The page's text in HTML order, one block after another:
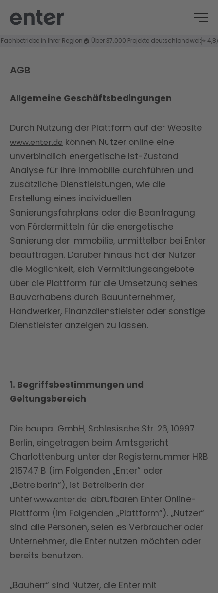
in Ihrer Region 🏠 Über 37.000 Projekte deutschlandweit⭐ 4,8/5
AGB
Allgemeine Geschäftsbedingungen
Durch Nutzung der Plattform auf der Website
www.enter.de können Nutzer online eine
unverbindlich energetische Ist-Zustand
Analyse für ihre Immobilie durchführen und
zusätzliche Dienstleistungen, wie die
Erstellung eines individuellen
Sanierungsfahrplans oder die Beantragung
von Fördermitteln für die energetische
Sanierung der Immobilie, unmittelbar bei Enter
beauftragen. Darüber hinaus hat der Nutzer
die Möglichkeit, sich Vermittlungsangebote
über die Plattform für die Umsetzung seines
Bauvorhabens durch Bauunternehmer,
Handwerker, Finanzdienstleister oder sonstige
Dienstleister anzeigen zu lassen.
1. Begriffsbestimmungen und
Geltungsbereich
Die baupal GmbH, Schlesische Str. 26, 10997
Berlin, eingetragen beim Amtsgericht
Charlottenburg unter der Registernummer HRB
215747 B (im Folgenden „Enter“ oder
„Betreiberin“), ist Betreiberin der
unterwww.enter.de abrufbaren Enter Online-
Plattform (im Folgenden „Plattform“). „Nutzer“
sind alle Personen, seien es Verbraucher oder
Unternehmer, die Enter nutzen möchten oder
bereits benutzen.
„Bauherr“ sind Nutzer, die Enter mit